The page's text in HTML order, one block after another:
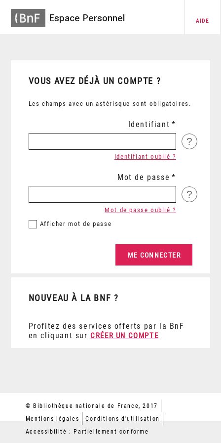
Espace Personnel AIDE
VOUS AVEZ DÉJÀ UN COMPTE ?
Les champs avec un astérisque sont obligatoires.
Identifiant
?
Identifiant oublié ?
Mot de passe
?
Afficher mot de passe
Mot de passe oublié ?
NOUVEAU À LA BNF ?
Profitez des services offerts par la BnF
en cliquant sur CRÉER UN COMPTE
© Bibliothèque nationale de France, 2017
Mentions légales
Conditions d'utilisation
Accessibilité : Partiellement conforme